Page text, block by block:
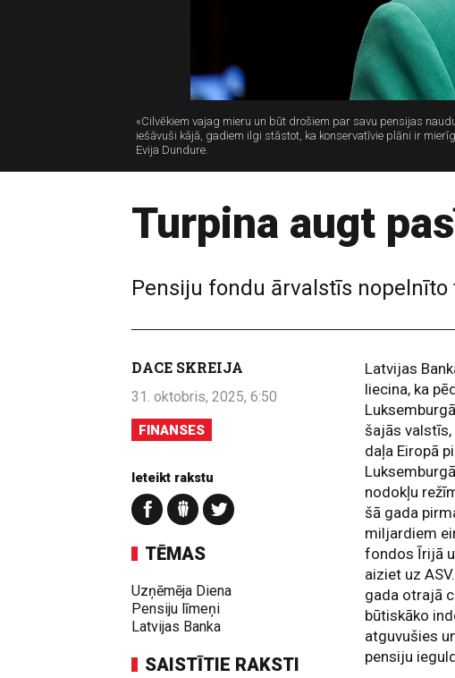
«Cilvēkiem vajag mieru un būt drošiem par savu pensijas
iešāvuši kājā, gadiem ilgi stāstot, ka konservatīvie plāni ir
Evija Dundure.
Turpina augt
Pensiju fondu ārvalstīs
DACE SKREIJA
31. oktobris, 2025, 6:50
FINANSES
Ieteikt rakstu
TĒMAS
Uzņēmēja Diena
Pensiju līmeņi
Latvijas Banka
SAISTĪTIE RAKSTI
Latvijas
liecina, ka
šajās
daļa Eiropā
nodokļu
šā gada
miljardiem
fondos Īrijā
aiziet uz
gada otrajā
būtiskāko
atguvušies
pensiju